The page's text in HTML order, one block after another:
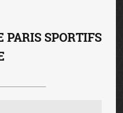
PARIS SPORTIFS